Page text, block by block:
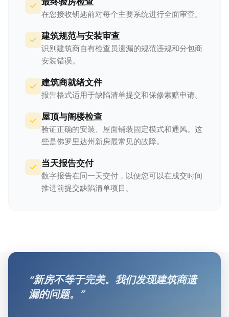
在您接收钥匙前对每个主要系统进行全面审查。
建筑规范与安装审查
识别建筑商自有检查员遗漏的规范违规和分包商
安装错误。
建筑商就绪文件
报告格式适用于缺陷清单提交和保修索赔申请。
屋顶与阁楼检查
验证正确的安装、屋面铺装固定模式和通风。这
些是佛罗里达州新房最常见的故障。
当天报告交付
数字报告在同一天交付，以便您可以在成交时间
推进前提交缺陷清单项目。
“新房不等于完美。我们发现建筑商遗
漏的问题。 ”